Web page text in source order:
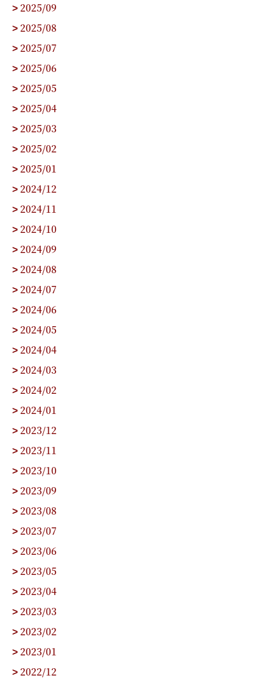
> 2025/09
> 2025/08
> 2025/07
> 2025/06
> 2025/05
> 2025/04
> 2025/03
> 2025/02
> 2025/01
> 2024/12
> 2024/11
> 2024/10
> 2024/09
> 2024/08
> 2024/07
> 2024/06
> 2024/05
> 2024/04
> 2024/03
> 2024/02
> 2024/01
> 2023/12
> 2023/11
> 2023/10
> 2023/09
> 2023/08
> 2023/07
> 2023/06
> 2023/05
> 2023/04
> 2023/03
> 2023/02
> 2023/01
> 2022/12